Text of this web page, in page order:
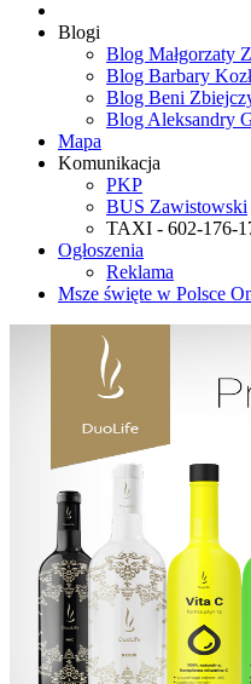
Blogi
Blog Małgorzaty
Blog Barbary
Blog Beni
Blog Aleksandry
Mapa
Komunikacja
PKP
BUS Zawistowski
TAXI - 602-176-
Ogłoszenia
Reklama
Msze święte w Polsce